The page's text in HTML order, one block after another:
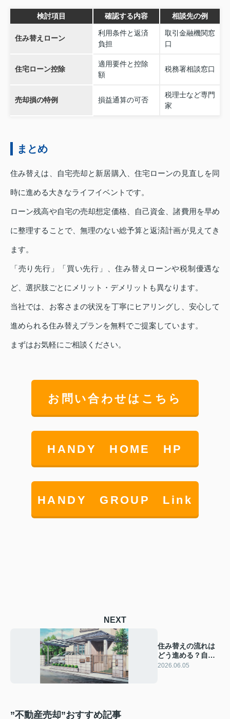
検討項目 確認する内容 相談先の例
住み替えローン
利用条件と返済
負担
取引金融機関窓
口
住宅ローン控除
適用要件と控除
額
税務署相談窓口
売却損の特例 損益通算の可否
税理士など専門
家
まとめ
住み替えは、自宅売却と新居購入、住宅ローンの見直しを同
時に進める大きなライフイベントです。
ローン残高や自宅の売却想定価格、自己資金、諸費用を早め
に整理することで、無理のない総予算と返済計画が見えてき
ます。
「売り先行」「買い先行」、住み替えローンや税制優遇な
ど、選択肢ごとにメリット・デメリットも異なります。
当社では、お客さまの状況を丁寧にヒアリングし、安心して
進められる住み替えプランを無料でご提案しています。
まずはお気軽にご相談ください。
お問い合わせはこちら
HANDY HOME HP
HANDY GROUP Link
NEXT
住み替えの流れは
どう進める？自宅
売却と住宅ローン
2026.06.05
”不動産売却”おすすめ記事